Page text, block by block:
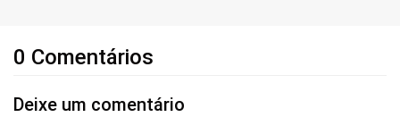
0 Comentários
Deixe um comentário